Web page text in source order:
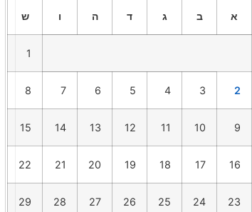
א ב ג ד ה ו ש
1
2
3
4
5
6
7
8
9
10
11
12
13
14
15
16
17
18
19
20
21
22
23
24
25
26
27
28
29